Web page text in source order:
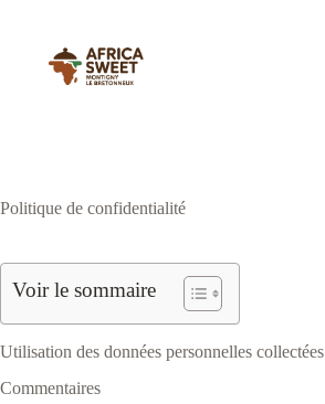
Politique de confidentialité
Voir le sommaire
Utilisation des données personnelles collectées
Commentaires